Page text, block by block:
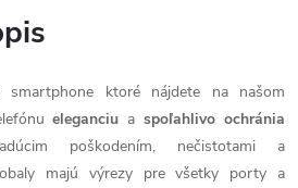
ktoré nájdete na našom
eleganciu aspoľahlivo ochránia
poškodením, nečistotami a
majú výrezy pre všetky porty a